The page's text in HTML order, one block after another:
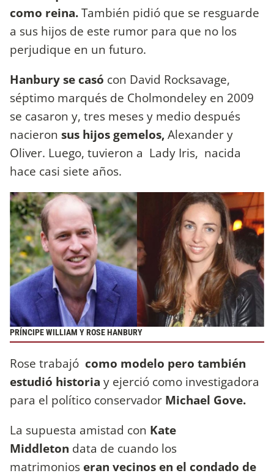
como reina.También pidió que se resguarde
a sus hijos de este rumor para que no los
perjudique en un futuro.
Hanbury se casó con David Rocksavage,
séptimo marqués de Cholmondeley en 2009
se casaron y, tres meses y medio después
nacieron sus hijos gemelos,Alexander y
Oliver. Luego, tuvieron a Lady Iris, nacida
hace casi siete años.
PRÍNCIPE WILLIAM Y ROSE HANBURY
Rose trabajó como modelo pero también
estudió historia y ejerció como investigadora
para el político conservador Michael Gove.
La supuesta amistad con Kate
Middleton data de cuando los
matrimonios eran vecinos en el condado de